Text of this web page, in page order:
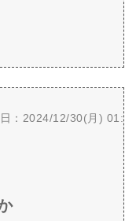
：2024/12/30(月) 01: